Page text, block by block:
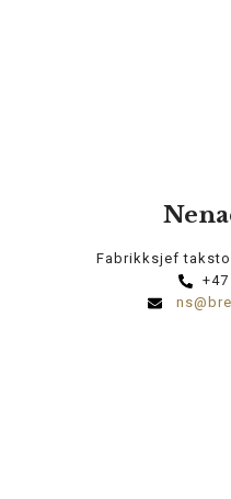
Fabrikksjef